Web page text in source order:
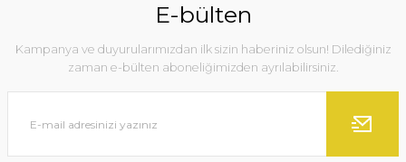
E-bülten
Kampanya ve duyurularımızdan ilk sizin haberiniz olsun! Dilediğiniz
zaman e-bülten aboneliğimizden ayrılabilirsiniz.